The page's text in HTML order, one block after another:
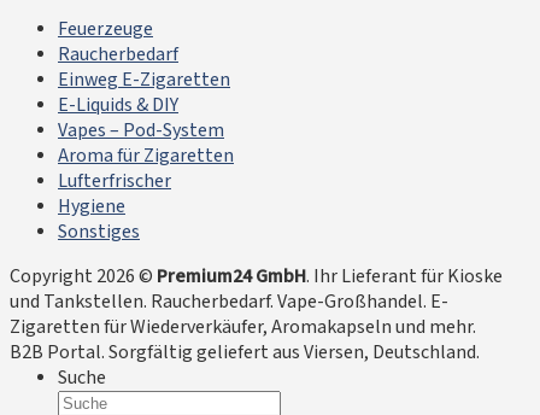
Feuerzeuge
Raucherbedarf
Einweg E-Zigaretten
E-Liquids & DIY
Vapes – Pod-System
Aroma für Zigaretten
Lufterfrischer
Hygiene
Sonstiges
Copyright 2026 © Premium24 GmbH. Ihr Lieferant für Kioske
und Tankstellen. Raucherbedarf. Vape-Großhandel. E-
Zigaretten für Wiederverkäufer, Aromakapseln und mehr.
B2B Portal. Sorgfältig geliefert aus Viersen, Deutschland.
Suche